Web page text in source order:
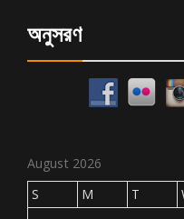
অনুসরণ
August 2026
S
M T